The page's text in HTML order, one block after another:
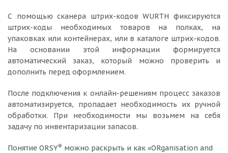
С помощью сканера штрих-кодов WURTH фиксируются
штрих-коды необходимых товаров на полках, на
упаковках или контейнерах, или в каталоге штрих-кодов.
На основании этой информации формируется
автоматический заказ, который можно проверить и
дополнить перед оформлением.
После подключения к онлайн-решениям процесс заказов
автоматизируется, пропадает необходимость их ручной
обработки. При необходимости мы возьмем на себя
задачу по инвентаризации запасов.
Понятие ORSY® можно раскрыть и как «ORganisation and